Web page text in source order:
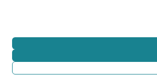
BTW BE
0416.762.280